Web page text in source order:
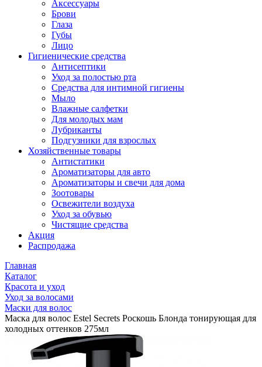
Аксессуары
Брови
Глаза
Губы
Лицо
Гигиенические средства
Антисептики
Уход за полостью рта
Средства для интимной гигиены
Мыло
Влажные салфетки
Для молодых мам
Лубриканты
Подгузники для взрослых
Хозяйственные товары
Антистатики
Ароматизаторы для авто
Ароматизаторы и свечи для дома
Зоотовары
Освежители воздуха
Уход за обувью
Чистящие средства
Акция
Распродажа
Главная
Каталог
Красота и уход
Уход за волосами
Маски для волос
Маска для волос Estel Secrets Роскошь Блонда тонирующая для
холодных оттенков 275мл